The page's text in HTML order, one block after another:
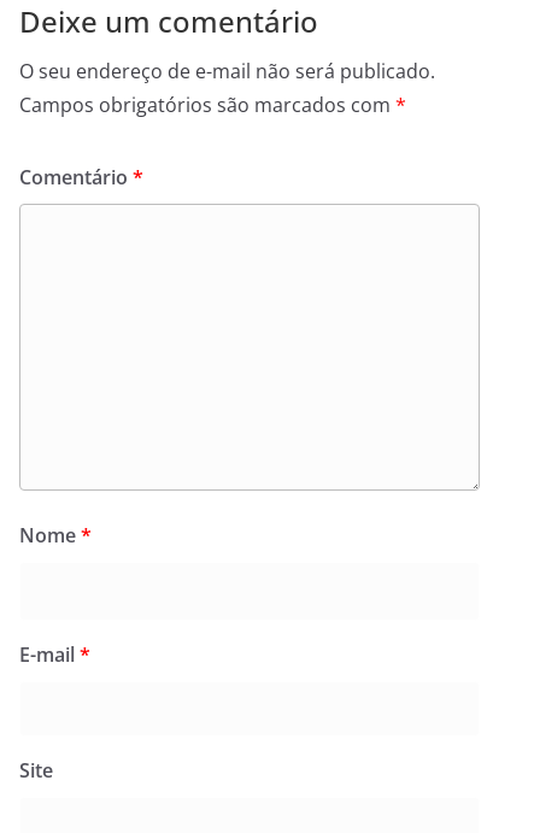
Deixe um comentário
O seu endereço de e-mail não será publicado.
Campos obrigatórios são marcados com *
Comentário *
Nome*
E-mail*
Site